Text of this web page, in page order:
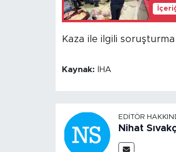
Kaza ile ilgili soruşturma
Kaynak: İHA
EDITÖR
Nihat